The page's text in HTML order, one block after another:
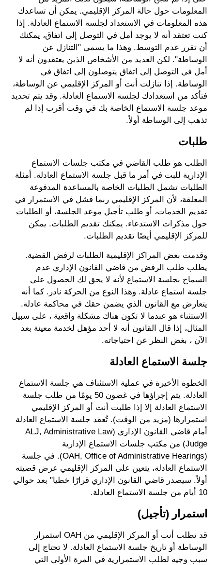
المعلومات حول حالة المركز الإقليمي. يمكن أن تساعدك
هذه المعلومات في الاستعداد لجلسة الاستماع العادلة. إذا
كنت تعتقد أنه لا يوجد أمل في التوصل إلى اتفاق، يمكنك
أن تقرر عدم التوسط. وهذا ما يسمى "التنازل عن
الوساطة". لكن العديد من الأشخاص الذين يعتقدون أنه لا
أمل في التوصل إلى اتفاق يتوصلون إلى اتفاق في
الوساطة. إذا تنازلت أنت أو المركز الإقليمي عن الوساطة،
فتأكد من استعدادك لجلسة الاستماع العادلة. وقد يتم تحديد
موعد جلسة الاستماع الخاصة بك في وقت أقرب إذا لم
تذهب إلى الوساطة أولاً.
طلبات
الطلب هو طلب القاضي في مكتب جلسات الاستماع
الإدارية للبت في أمر ما قبل جلسة الاستماع العادلة. أمثلة
الطلبات تشمل الطلبات الخاصة بالمساعدة المدفوعة
المعلقة، لأن المركز الإقليمي ربما فشل في الاستمرار في
تقديم الخدمات، أو طلب تأجيل موعد الجلسة، أو الطلبات
حول مذكرات الاستدعاء. يمكنك تقديم الطلبات. يمكن
للمركز الإقليمي أيضًا تقديم الطلبات.
وقدمت بعض المراكز الإقليمية الطلبات لرفض القضية.
يطلب طلب الرفض من قاضي القانون الإداري عدم
السماح بجلسة الاستماع لأنه لا يحق لك الحصول على
جلسة استماع عادلة. وهذا النوع من الحركة نادر. كما أنه
يتعارض مع القانون الذي يضمن حقك في محاكمة عادلة.
الاستثناء هو عندما لا تكون هناك مشكلة واقعية ، على سبيل
المثال، إذا قال القانون أنه لا أحد مؤهل لخدمة معينة بعد
الآن ، بغض النظر عن احتياجاته.
جلسة الاستماع العادلة
الخطوة الأخيرة في عملية الاستئناف هي جلسة الاستماع
العادلة. يتم إجراؤها في غضون 50 يومًا من طلب جلسة
الاستماع العادلة إلا إذا طلبت أنت أو المركز الإقليمي
استمرارها (مزيد من الوقت). تُعقد جلسة الاستماع العادلة
أمام قاضي القانون الإداري (ALJ, Administrative Law
Judge) من مكتب جلسات الاستماع الإدارية
(OAH, Office of Administrative Hearings). في جلسة
الاستماع العادلة، يتعين على المركز الإقليمي عرض قضيته
أولاً. سيصدر قاضي القانون الإداري قرارًا خطيا" بعد حوالي
10 أيام من جلسة الاستماع العادلة.
استمرار (تأجيل)
قد تطلب أنت أو المركز الإقليمي من OAH استمرار
الوساطة أو تاريخ جلسة الاستماع العادلة. لا تحتاج إلى
سبب وجيه لطلب الاستمرارية في المرة الأولى التي